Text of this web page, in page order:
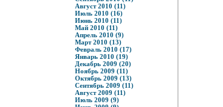
Август 2010 (11)
Июль 2010 (16)
Июнь 2010 (11)
Май 2010 (11)
Апрель 2010 (9)
Март 2010 (13)
Февраль 2010 (17)
Январь 2010 (19)
Декабрь 2009 (20)
Ноябрь 2009 (11)
Октябрь 2009 (13)
Сентябрь 2009 (11)
Август 2009 (11)
Июль 2009 (9)